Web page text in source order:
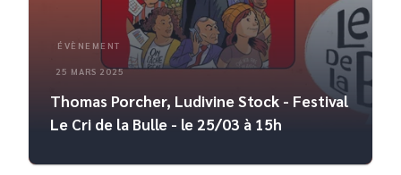
ÉVÈNEMENT
25 MARS 2025
Thomas Porcher, Ludivine Stock - Festival
Le Cri de la Bulle - le 25/03 à 15h